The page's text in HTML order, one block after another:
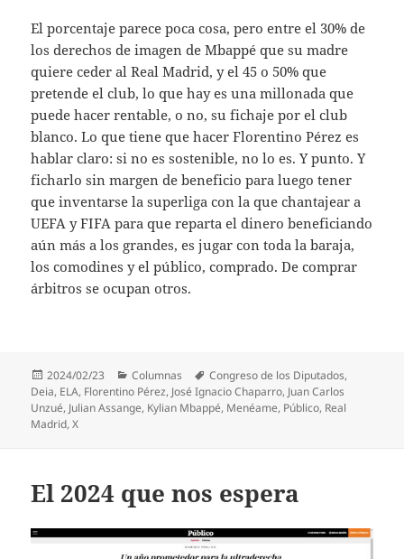
El porcentaje parece poca cosa, pero entre el 30% de
los derechos de imagen de Mbappé que su madre
quiere ceder al Real Madrid, y el 45 o 50% que
pretende el club, lo que hay es una millonada que
puede hacer rentable, o no, su fichaje por el club
blanco. Lo que tiene que hacer Florentino Pérez es
hablar claro: si no es sostenible, no lo es. Y punto. Y
ficharlo sin margen de beneficio para luego tener
que inventarse la superliga con la que chantajear a
UEFA y FIFA para que reparta el dinero beneficiando
aún más a los grandes, es jugar con toda la baraja,
los comodines y el público, comprado. De comprar
árbitros se ocupan otros.
Publicado
el
2024/02/23 Categorías
Columnas Etiquetas
Congreso de los Diputados,
Deia, ELA, Florentino Pérez, José Ignacio Chaparro, Juan Carlos
Unzué, Julian Assange, Kylian Mbappé, Menéame, Público, Real
Madrid,X
El 2024 que nos espera